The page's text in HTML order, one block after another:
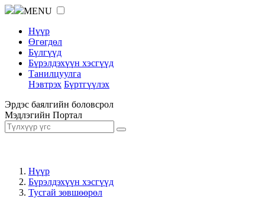
MENU
Нүүр
Өгөгдөл
Бүлгүүд
Бүрэлдэхүүн хэсгүүд
Танилцуулга
Нэвтрэх Бүртгүүлэх
Эрдэс баялгийн боловсрол
Мэдлэгийн Портал
Нүүр
Бүрэлдэхүүн хэсгүүд
Тусгай зөвшөөрөл